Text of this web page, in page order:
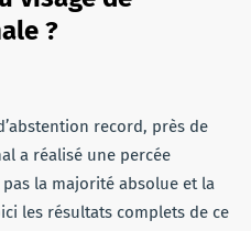
?
record, près de
a réalisé une percée
la majorité absolue et la
les résultats complets de ce